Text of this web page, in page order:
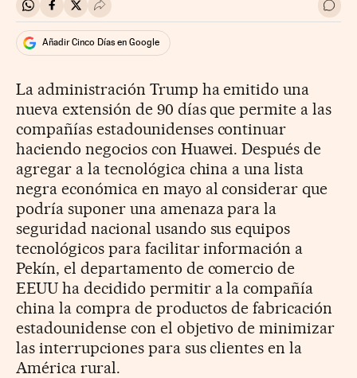
Compartir en Whatsapp
Compartir en Facebook
Compartir en Twitter
Desplegar Redes Sociales Ir a
Añadir Cinco Días en Google
La administración Trump ha emitido una
nueva extensión de 90 días que permite a las
compañías estadounidenses continuar
haciendo negocios con Huawei. Después de
agregar a la tecnológica china a una lista
negra económica en mayo al considerar que
podría suponer una amenaza para la
seguridad nacional usando sus equipos
tecnológicos para facilitar información a
Pekín, el departamento de comercio de
EEUU ha decidido permitir a la compañía
china la compra de productos de fabricación
estadounidense con el objetivo de minimizar
las interrupciones para sus clientes en la
América rural.